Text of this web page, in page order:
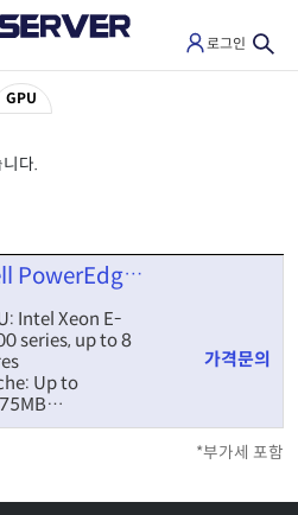
로그인
GPU
다.
Dell PowerEdge R250
Intel Xeon E-
series, up to 8
Up to
Supports up to
가격문의
*부가세 포함